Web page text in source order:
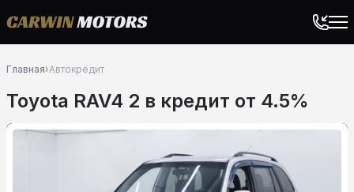
Главная›Автокредит
Toyota RAV4 2 в кредит от 4.5%